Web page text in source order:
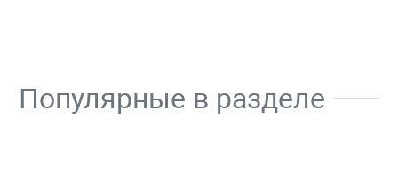
Популярные в разделе